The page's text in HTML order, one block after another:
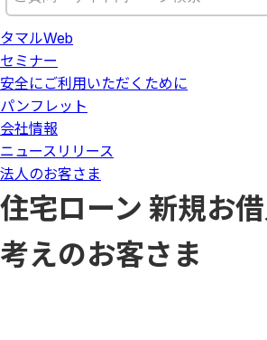
タマルWeb
セミナー
安全にご利用いただくために
パンフレット
会社情報
ニュースリリース
法人のお客さま
住宅ローン 新規お
考えのお客さま